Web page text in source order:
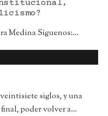
Medina Síguenos:...
siglos, y una
poder volver a...